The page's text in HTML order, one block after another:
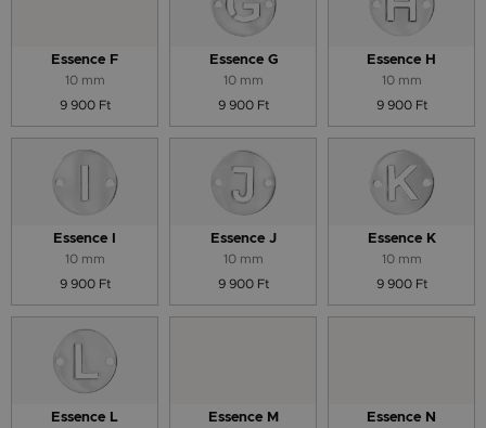
Essence F
10 mm
9 900 Ft
Essence G
10 mm
9 900 Ft
Essence H
10 mm
9 900 Ft
Essence I
10 mm
9 900 Ft
Essence J
10 mm
9 900 Ft
Essence K
10 mm
9 900 Ft
Essence L Essence M Essence N